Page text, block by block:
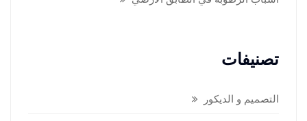
تصنيفات
التصميم و الديكور